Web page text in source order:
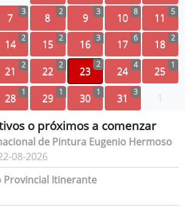
7 3 8 2 9 3 10 8 11 5
14 2 15 2 16 3 17 6 18 2
21 2 22 2 23
2
24 4 25 1
28 1 29 1 30 1 31 3 1
o próximos a comenzar
de Pintura Eugenio Hermoso
08-2026
Provincial Itinerante